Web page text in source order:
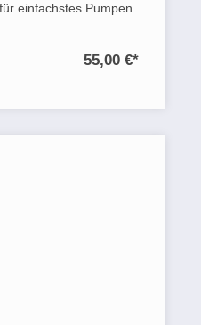
einfachstes Pumpen
55,00 €*